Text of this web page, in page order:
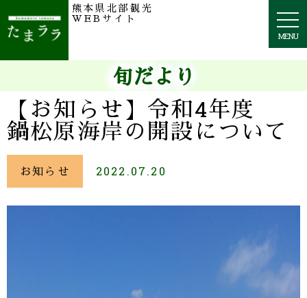
MENU
熊本県北部観光
WEBサイト
旬だより
【お知らせ】令和4年度
鍋松原海岸の開設について
お知らせ 2022.07.20